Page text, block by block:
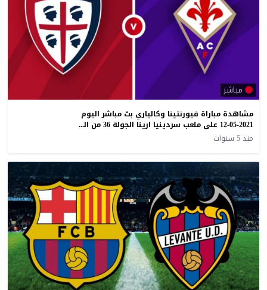
مباشر
مشاهدة مباراة فيورنتينا وكالياري بث مباشر اليوم
12-05-2021 على ملعب سردينيا ارينا الجولة 36 من الكالتشيو
منذ 5 سنوات